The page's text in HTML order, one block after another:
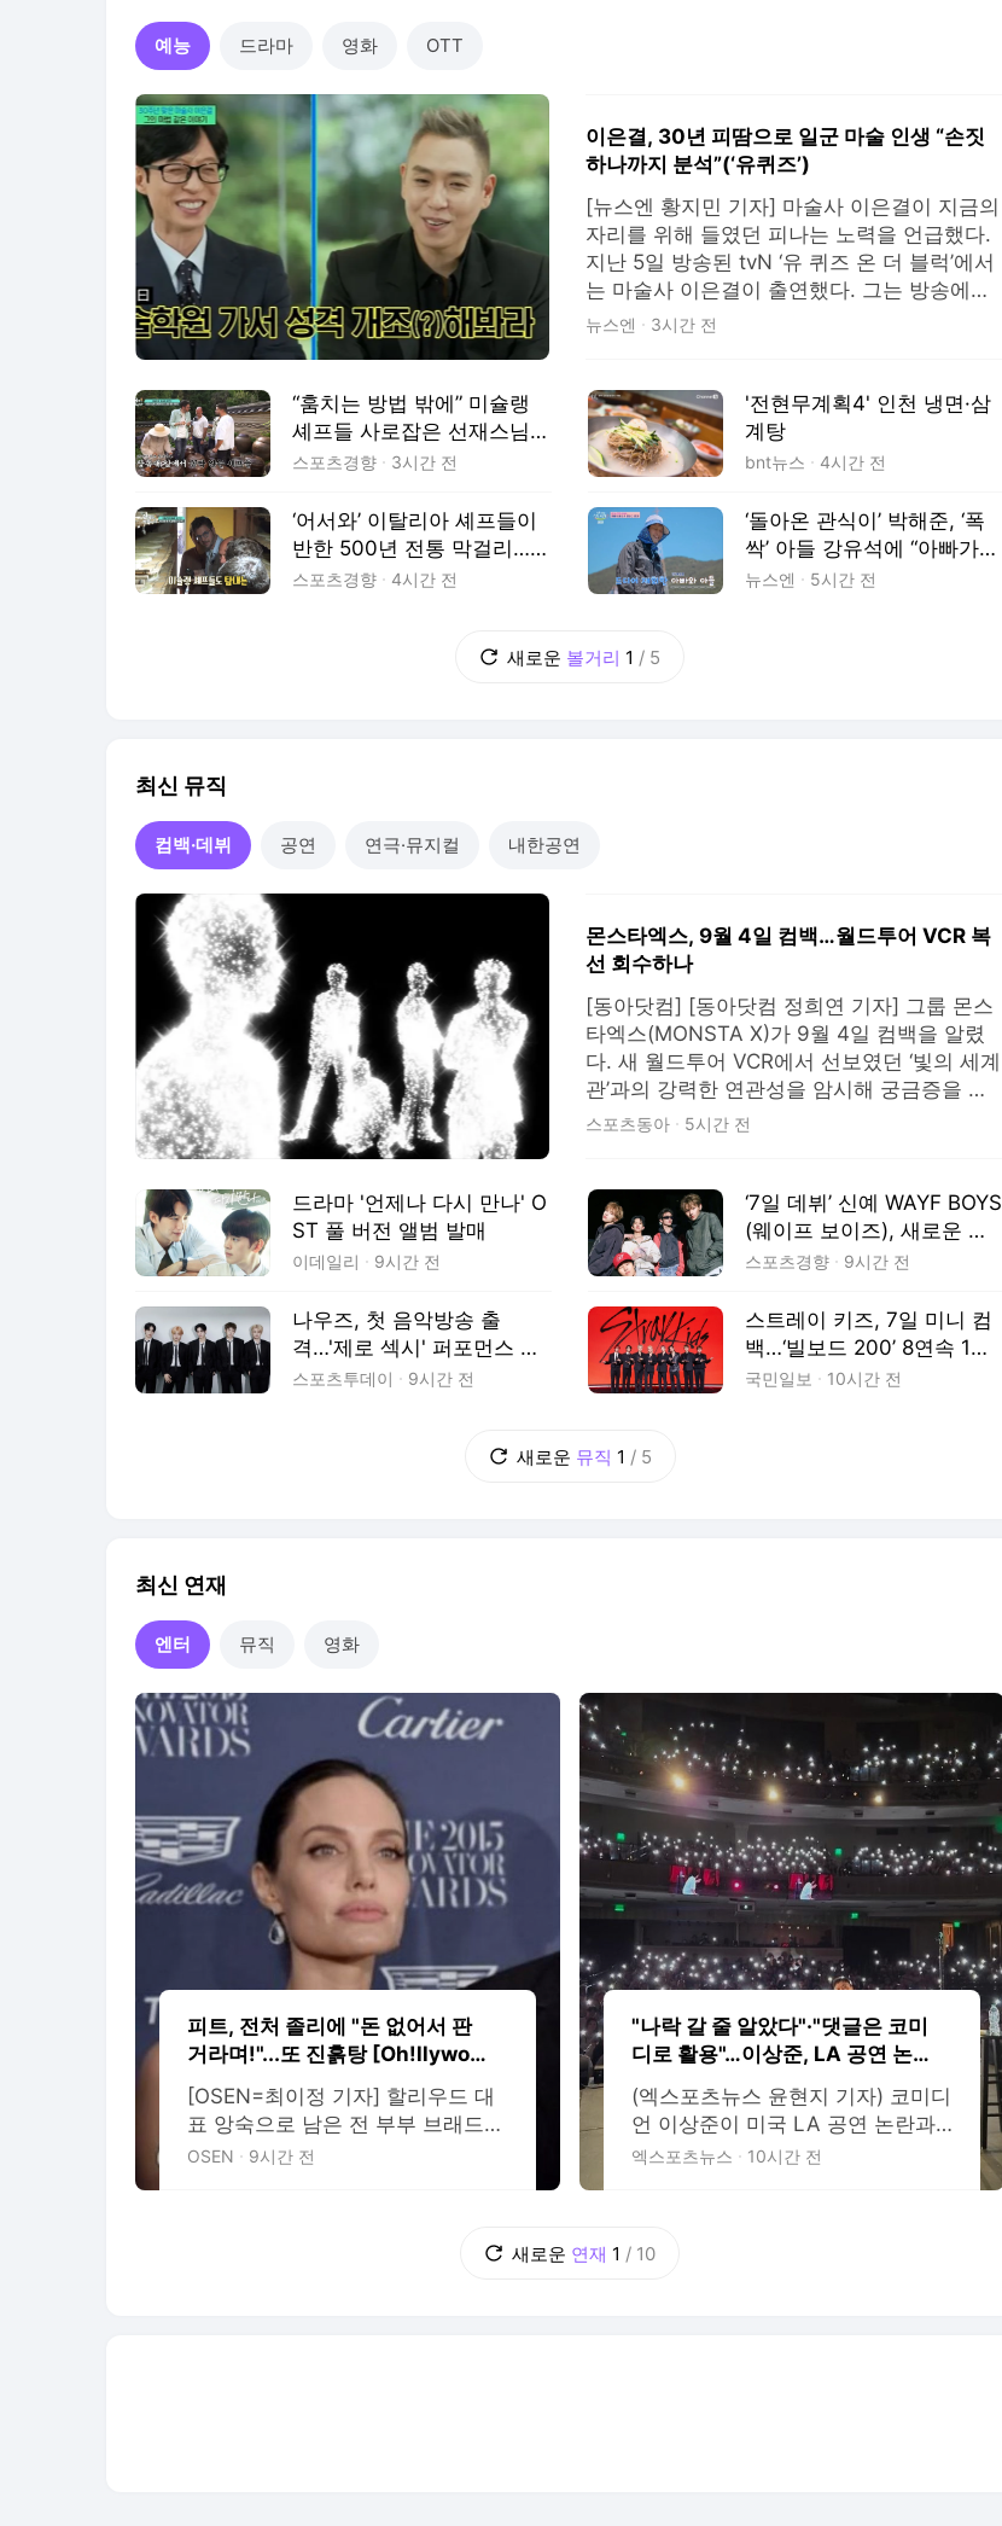
예능 드라마 영화 OTT
이은결, 30년 피땀으로 일군 마술 인생 “손짓
하나까지 분석”(‘유퀴즈’)
[뉴스엔 황지민 기자] 마술사 이은결이 지금의
자리를 위해 들였던 피나는 노력을 언급했다.
지난 5일 방송된 tvN ‘유 퀴즈 온 더 블럭’에서
는 마술사 이은결이 출연했다. 그는 방송에서
마술에 흥미를 가진 이유와, 이후 어떤 노력이
때문이었다. 이은결은 “시골에서
뉴스엔 3시간 전
“훔치는 방법 밖에” 미슐랭
셰프들 사로잡은 선재스님의
발효 장독대(어서와 한국은
스포츠경향 3시간 전
'전현무계획4' 인천 냉면·삼
계탕
bnt뉴스 4시간 전
‘어서와’ 이탈리아 셰프들이
반한 500년 전통 막걸리…윤
남노 추천 ‘막걸리+크림빵’
스포츠경향 4시간 전
‘돌아온 관식이’ 박해준, ‘폭
싹’ 아들 강유석에 “아빠가
배 타지 말랬지” 버럭(산지직
뉴스엔 5시간 전
새로운 볼거리 1 / 5
최신 뮤직
컴백·데뷔 공연 연극·뮤지컬 내한공연
몬스타엑스, 9월 4일 컴백…월드투어 VCR 복
선 회수하나
[동아닷컴] [동아닷컴 정희연 기자] 그룹 몬스
타엑스(MONSTA X)가 9월 4일 컴백을 알렸
다. 새 월드투어 VCR에서 선보였던 ‘빛의 세계
관’과의 강력한 연관성을 암시해 궁금증을 자
극했다. 몬스타엑스는 6일 오후 10시 공식 유
상 속 ‘2
스포츠동아 5시간 전
드라마 '언제나 다시 만나' O
ST 풀 버전 앨범 발매
이데일리 9시간 전
‘7일 데뷔’ 신예 WAYF BOYS
(웨이프 보이즈), 새로운 크
리에이터형 아티스트 탄생
스포츠경향 9시간 전
나우즈, 첫 음악방송 출
격…'제로 섹시' 퍼포먼스 본
격 공개
스포츠투데이 9시간 전
스트레이 키즈, 7일 미니 컴
백…‘빌보드 200’ 8연속 1위
신화 잇는다
국민일보 10시간 전
새로운 뮤직 1 / 5
최신 연재
엔터 뮤직 영화
피트, 전처 졸리에 "돈 없어서 판
거라며!"...또 진흙탕 [Oh!llywoo
d]
[OSEN=최이정 기자] 할리우드 대
표 앙숙으로 남은 전 부부 브래드
피트(62)와 안젤리나 졸리(51)의 법
수입 내역 제출을 요구하며 강하게
OSEN 9시간 전
"나락 갈 줄 알았다"·"댓글은 코미
디로 활용"…이상준, LA 공연 논란
(엑스포츠뉴스 윤현지 기자) 코미디
언 이상준이 미국 LA 공연 논란과
관련해 재차 해명에 나선 가운데,
NS에 장문의 글을 게재했다. 그는
엑스포츠뉴스 10시간 전
새로운 연재 1 / 10